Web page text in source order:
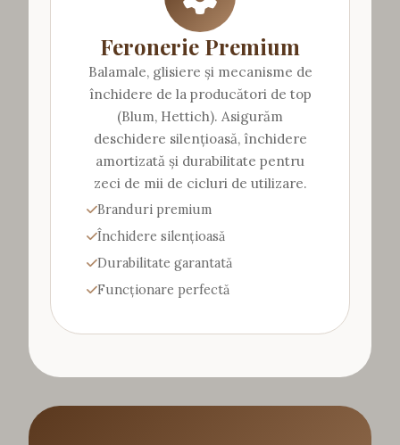
Feronerie Premium
Balamale, glisiere și mecanisme de
închidere de la producători de top
(Blum, Hettich). Asigurăm
deschidere silențioasă, închidere
amortizată și durabilitate pentru
zeci de mii de cicluri de utilizare.
Branduri premium
Închidere silențioasă
Durabilitate garantată
Funcționare perfectă